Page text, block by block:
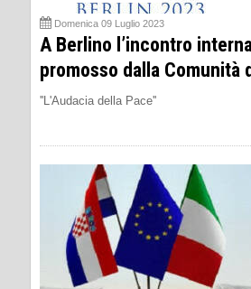
Domenica 09 Luglio 2023
A Berlino l’incontro
promosso dalla Comunità
''L'Audacia della Pace''